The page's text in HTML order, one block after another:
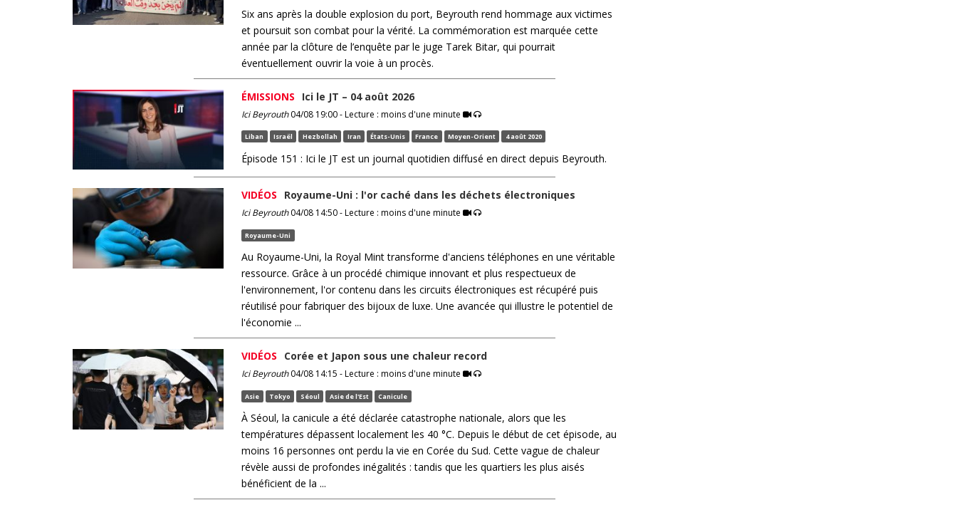
Six ans après la double explosion du port, Beyrouth rend hommage aux victimes
et poursuit son combat pour la vérité. La commémoration est marquée cette
année par la clôture de l’enquête par le juge Tarek Bitar, qui pourrait
éventuellement ouvrir la voie à un procès.
ÉMISSIONS Ici le JT – 04 août 2026
Ici Beyrouth04/08 19:00 - Lecture : moins d'une minute
Liban Israël Hezbollah Iran États-Unis France Moyen-Orient 4 août 2020
Épisode 151 : Ici le JT est un journal quotidien diffusé en direct depuis Beyrouth.
VIDÉOS Royaume-Uni : l'or caché dans les déchets électroniques
Ici Beyrouth04/08 14:50 - Lecture : moins d'une minute
Royaume-Uni
Au Royaume-Uni, la Royal Mint transforme d'anciens téléphones en une véritable
ressource. Grâce à un procédé chimique innovant et plus respectueux de
l'environnement, l'or contenu dans les circuits électroniques est récupéré puis
réutilisé pour fabriquer des bijoux de luxe. Une avancée qui illustre le potentiel de
l'économie ...
VIDÉOS Corée et Japon sous une chaleur record
Ici Beyrouth04/08 14:15 - Lecture : moins d'une minute
Asie Tokyo Séoul Asie de l'Est Canicule
À Séoul, la canicule a été déclarée catastrophe nationale, alors que les
températures dépassent localement les 40 °C. Depuis le début de cet épisode, au
moins 16 personnes ont perdu la vie en Corée du Sud. Cette vague de chaleur
révèle aussi de profondes inégalités : tandis que les quartiers les plus aisés
bénéficient de la ...